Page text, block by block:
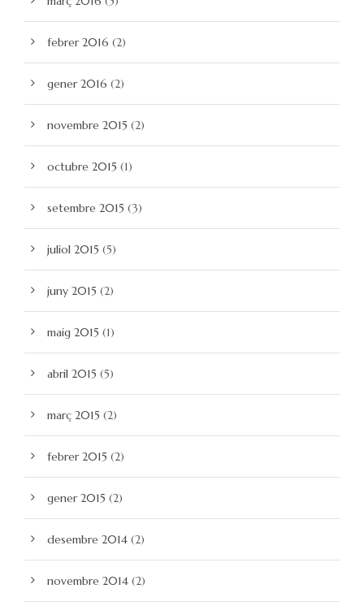
febrer 2016 (2)
gener 2016 (2)
novembre 2015 (2)
octubre 2015 (1)
setembre 2015 (3)
juliol 2015 (5)
juny 2015 (2)
maig 2015 (1)
abril 2015 (5)
març 2015 (2)
febrer 2015 (2)
gener 2015 (2)
desembre 2014 (2)
novembre 2014 (2)